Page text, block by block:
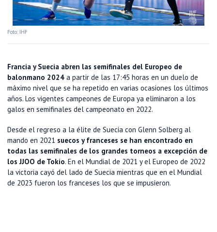
Foto: IHF
Francia y Suecia abren las semifinales del Europeo de
balonmano 2024 a partir de las 17:45 horas en un duelo de
máximo nivel que se ha repetido en varias ocasiones los últimos
años. Los vigentes campeones de Europa ya eliminaron a los
galos en semifinales del campeonato en 2022.
Desde el regreso a la élite de Suecia con Glenn Solberg al
mando en 2021 suecos y franceses se han encontrado en
todas las semifinales de los grandes torneos a excepción de
los JJOO de Tokio. En el Mundial de 2021 y el Europeo de 2022
la victoria cayó del lado de Suecia mientras que en el Mundial
de 2023 fueron los franceses los que se impusieron.